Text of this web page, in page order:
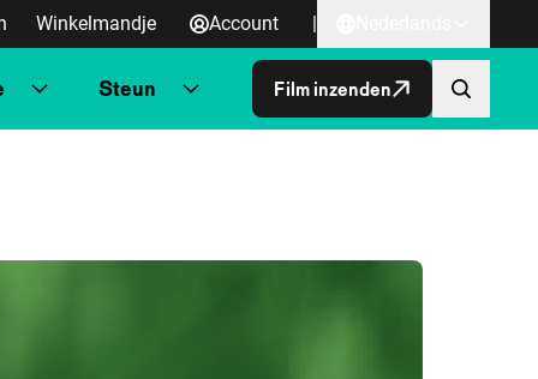
Winkelmandje Account |
Steun Film inzenden